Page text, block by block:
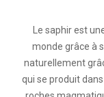
Le saphir est
monde grâce à
naturellement
qui se produit